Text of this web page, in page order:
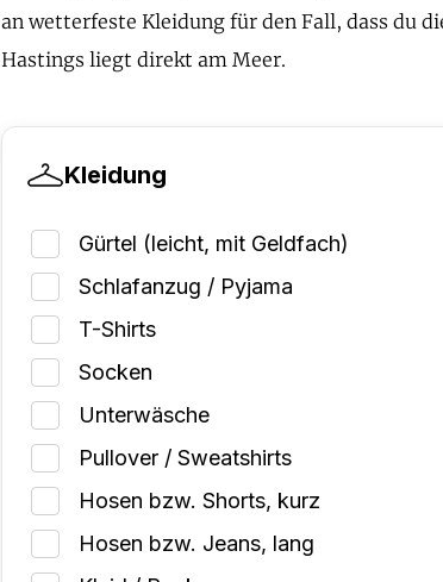
an wetterfeste Kleidung für den Fall, dass du
Hastings liegt direkt am Meer.
Kleidung
Gürtel (leicht, mit Geldfach)
Schlafanzug / Pyjama
T-Shirts
Socken
Unterwäsche
Pullover / Sweatshirts
Hosen bzw. Shorts, kurz
Hosen bzw. Jeans, lang